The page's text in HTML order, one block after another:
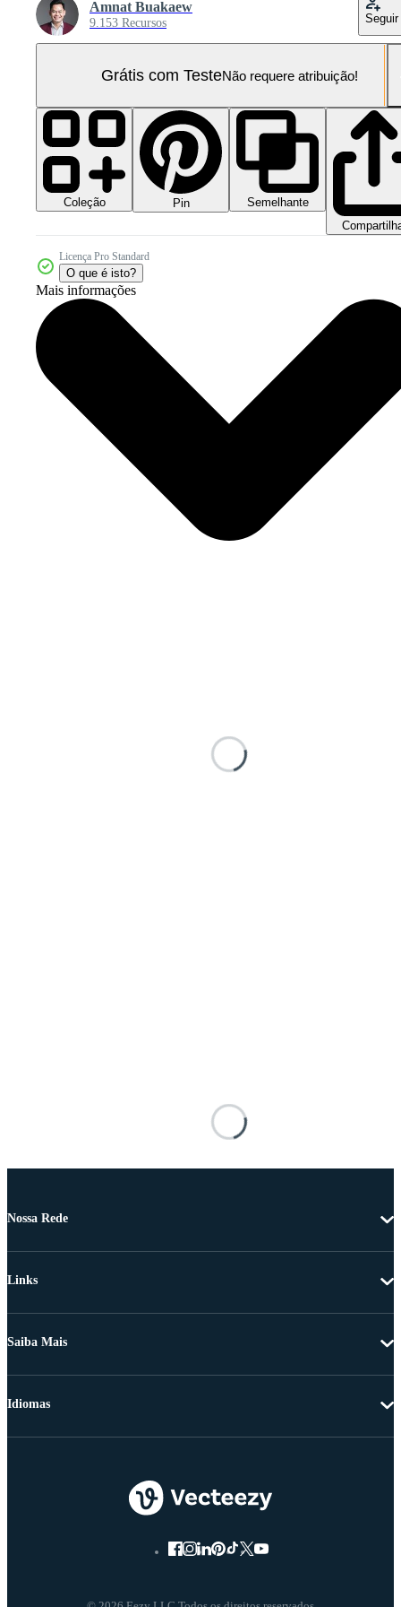
Amnat Buakaew
9.153 Recursos Seguir
Grátis com TesteNão requere atribuição!
Coleção Pin
Semelhante
Licença Pro Standard
O que é isto?
Mais informações
Nossa Rede
Links
Saiba Mais
Idiomas